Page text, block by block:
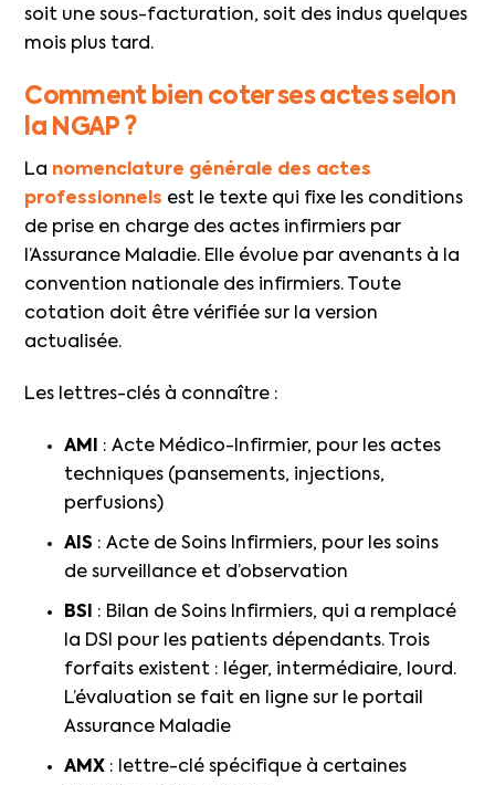
soit une sous-facturation, soit des indus quelques
mois plus tard.
Comment bien coter ses actes selon
la NGAP ?
La nomenclature générale des actes
professionnels est le texte qui fixe les conditions
de prise en charge des actes infirmiers par
l’Assurance Maladie. Elle évolue par avenants à la
convention nationale des infirmiers. Toute
cotation doit être vérifiée sur la version
actualisée.
Les lettres-clés à connaître :
AMI
: Acte Médico-Infirmier, pour les actes
techniques (pansements, injections,
perfusions)
AIS : Acte de Soins Infirmiers, pour les soins
de surveillance et d’observation
BSI
: Bilan de Soins Infirmiers, qui a remplacé
la DSI pour les patients dépendants. Trois
forfaits existent : léger, intermédiaire, lourd.
L’évaluation se fait en ligne sur le portail
Assurance Maladie
AMX : lettre-clé spécifique à certaines